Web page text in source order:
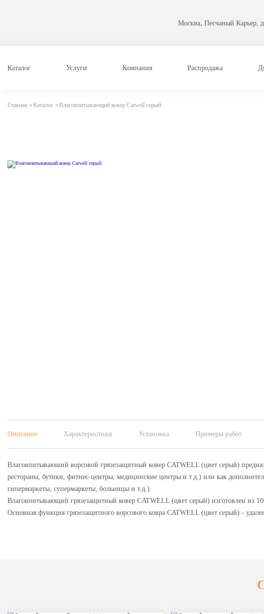
Москва, Песчаный Карьер,
Каталог Услуги Компания Распродажа
Главная »Каталог »Влаговпитывающий ковер Catwell серый
Описание Характеристики Установка Примеры работ
Влаговпитываюший ворсовой грязезащитный ковер CATWELL (цвет серый)
рестораны, бутики, фитнес-центры, медицинские центры и т.д.) или как
гипермаркеты, супермаркеты, больницы и т.д.).
Влаговпитывающий грязезащитный ковер CATWELL (цвет серый) изготовлен из
Основная функция грязезащитного ворсового ковра CATWELL (цвет серый) -